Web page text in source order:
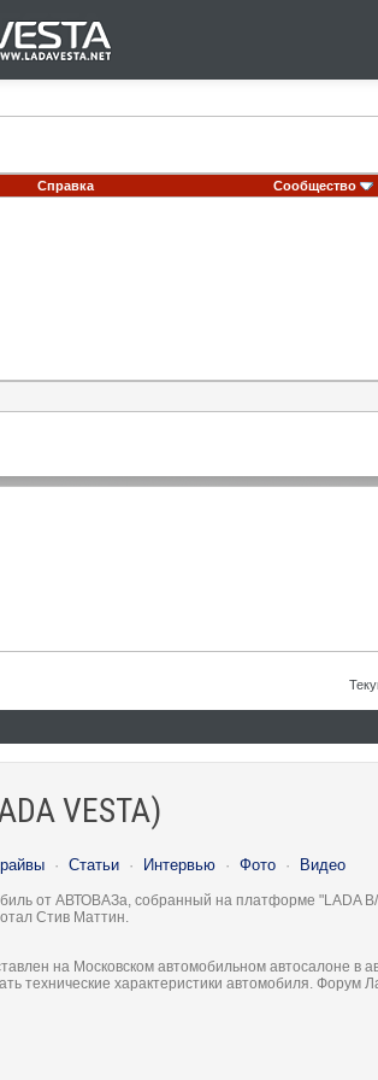
Справка Сообщество
VESTA)
· Статьи · Интервью · Фото · Видео
от АВТОВАЗа, собранный на платформе "LADA
Стив Маттин.
на Московском автомобильном автосалоне в
технические характеристики автомобиля.